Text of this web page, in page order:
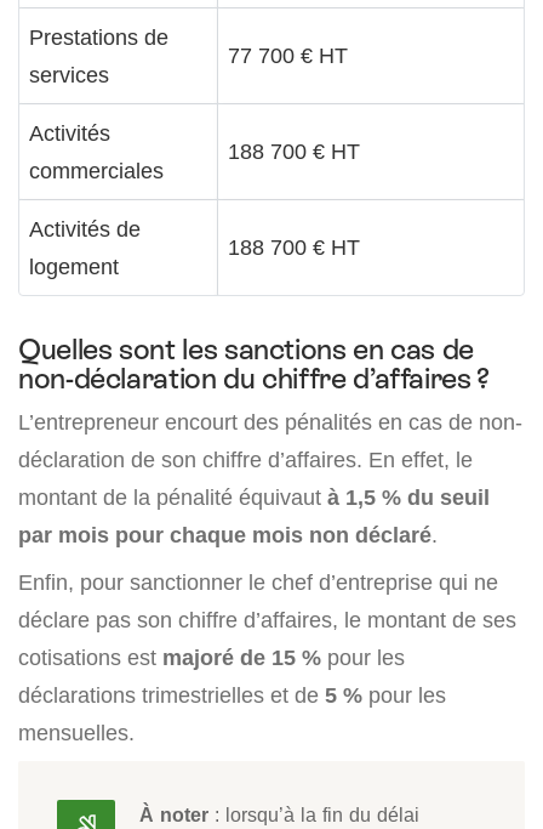
Prestations de
services
77 700 € HT
Activités
commerciales
188 700 € HT
Activités de
logement
188 700 € HT
Quelles sont les sanctions en cas de
non-déclaration du chiffre d’affaires ?
L’entrepreneur encourt des pénalités en cas de non-
déclaration de son chiffre d’affaires. En effet, le
montant de la pénalité équivaut à 1,5 % du seuil
par mois pour chaque mois non déclaré.
Enfin, pour sanctionner le chef d’entreprise qui ne
déclare pas son chiffre d’affaires, le montant de ses
cotisations est majoré de 15 % pour les
déclarations trimestrielles et de 5 % pour les
mensuelles.
À noter : lorsqu’à la fin du délai